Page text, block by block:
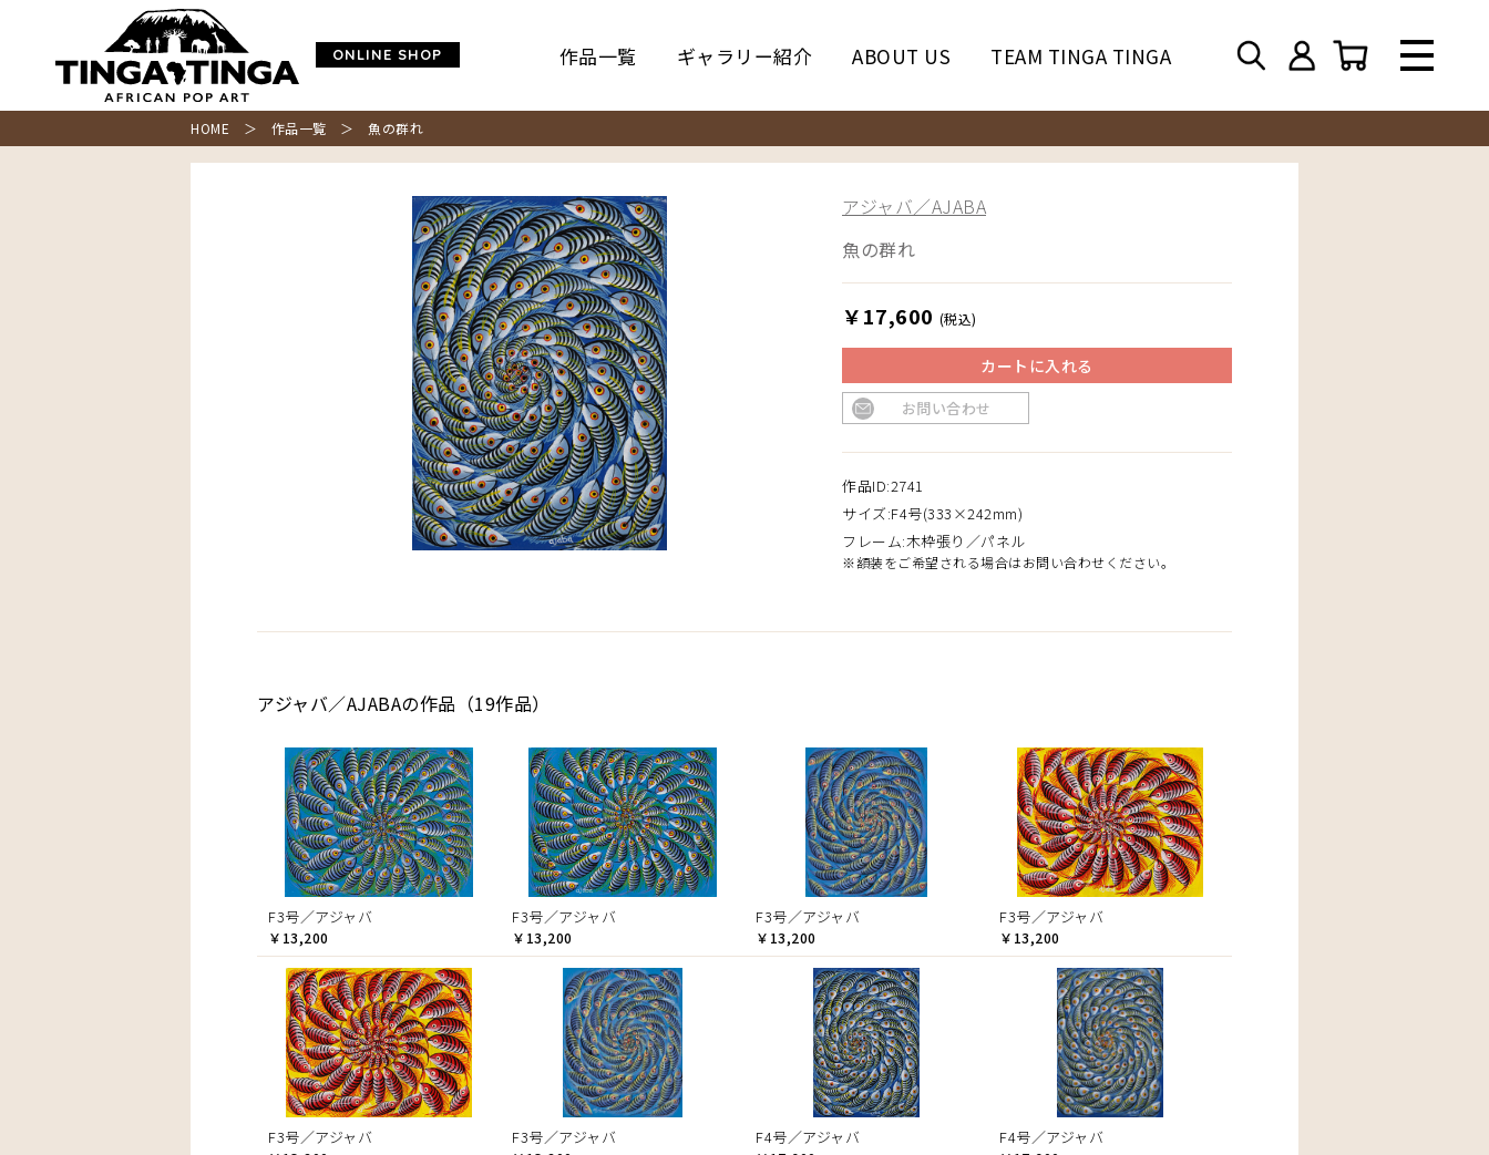
ONLINE SHOP 作品一覧 ギャラリー紹介 ABOUT US TEAM TINGA TINGA
HOME ＞ 作品一覧 ＞ 魚の群れ
アジャバ／AJABA
魚の群れ
￥17,600 (税込)
カートに入れる
お問い合わせ
作品ID:2741
サイズ:F4号(333×242mm)
フレーム:木枠張り／パネル
※額装をご希望される場合はお問い合わせください。
アジャバ／AJABAの作品（19作品）
F3号／アジャバ
￥13,200
F3号／アジャバ
￥13,200
F3号／アジャバ
￥13,200
F3号／アジャバ
￥13,200
F3号／アジャバ F3号／アジャバ F4号／アジャバ F4号／アジャバ